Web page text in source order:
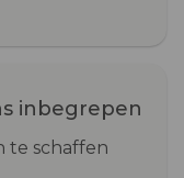
inbegrepen
te schaffen